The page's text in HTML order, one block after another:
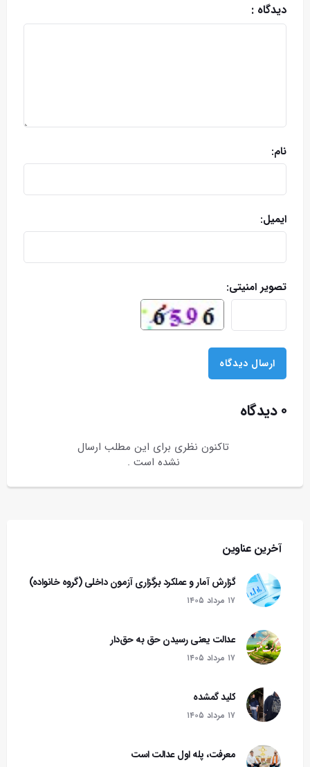
دیدگاه :
نام:
ایمیل:
تصویر امنیتی:
۰ دیدگاه
تاکنون نظری برای این مطلب ارسال
نشده است .
آخرین عناوین
گزارش آمار و عملکرد برگزاری آزمون داخلی (گروه خانواده)
۱۷ مرداد ۱۴۰۵
عدالت یعنی رسیدن حق به حق‌دار
۱۷ مرداد ۱۴۰۵
کلید گمشده
۱۷ مرداد ۱۴۰۵
معرفت، پله اول عدالت است